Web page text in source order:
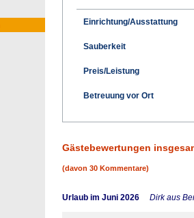
Einrichtung/Ausstattung
Sauberkeit
Preis/Leistung
Betreuung vor Ort
Gästebewertungen
(davon 30 Kommentare)
Urlaub im Juni 2026 Dirk aus